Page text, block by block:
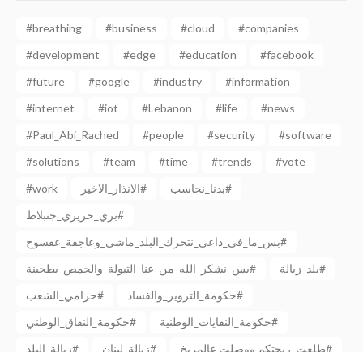
#breathing #business #cloud
#companies
#development
#edge #education
#facebook
#future
#google #industry
#information
#internet
#iot #Lebanon #life
#news
#Paul_Abi_Rached
#people #security
#software
#solutions
#team #time #trends
#vote
#work
الانذار_الاخير#
بدنا_نحاسب#
بري_حريري_جنبلاط#
بس_ما_في_داعي_نتحرك_البلد_ماشي_وعاجقة_عفسوح#
بس_نشكر_الله_من_عنا_التبولة_والحمص_بطحينة#
بلد_زبالة#
حرامي_الشعب#
حكومة_التزوير_والفساد#
حكومة_النفاق_الوطني#
حكومة_النفايات_الوطنية#
زبالة_البلد#
زبالة_لبنان#
طلعت_ريحتكم ووصلت عالمريخ#